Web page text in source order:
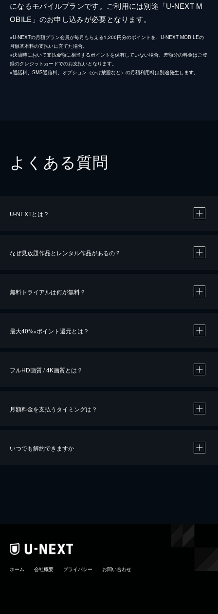
になるモバイルプランです。ご利用には別途「U-NEXT M
OBILE」のお申し込みが必要となります。
※U-NEXTの月額プラン会員が毎月もらえる1,200円分のポイントを、U-NEXT MOBILEの
月額基本料の支払いに充てた場合。
※決済時において支払金額に相当するポイントを保有していない場合、差額分の料金はご登
録のクレジットカードでのお支払いとなります。
※通話料、SMS通信料、オプション（かけ放題など）の月額利用料は別途発生します。
よくある質問
U-NEXTとは？
なぜ見放題作品とレンタル作品があるの？
無料トライアルは何が無料？
最大40%※ポイント還元とは？
※40％ポイント還元の対象は、クレジットカード決済による作品の購入 / レンタルです。
フルHD画質 / 4K画質とは？
月額料金を支払うタイミングは？
いつでも解約できますか
ホーム 会社概要 プライバシー お問い合わせ